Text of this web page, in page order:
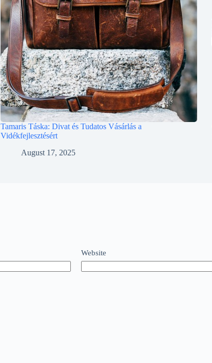
Tamaris Táska: Divat és Tudatos Vásárlás a
Vidékfejlesztésért
August 17, 2025
Website